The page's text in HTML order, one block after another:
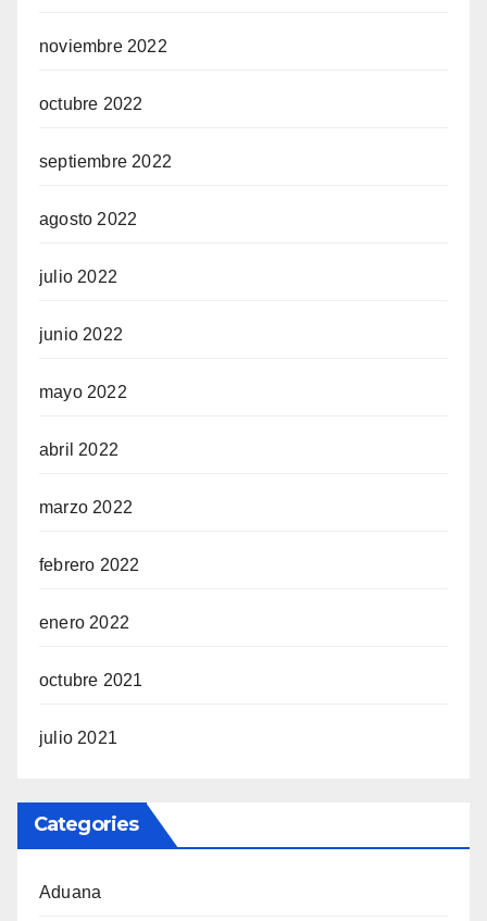
noviembre 2022
octubre 2022
septiembre 2022
agosto 2022
julio 2022
junio 2022
mayo 2022
abril 2022
marzo 2022
febrero 2022
enero 2022
octubre 2021
julio 2021
Categories
Aduana